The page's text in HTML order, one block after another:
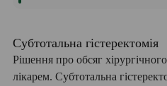
Субтотальна гістеректомія
Рішення про обсяг
лікарем. Субтотальна